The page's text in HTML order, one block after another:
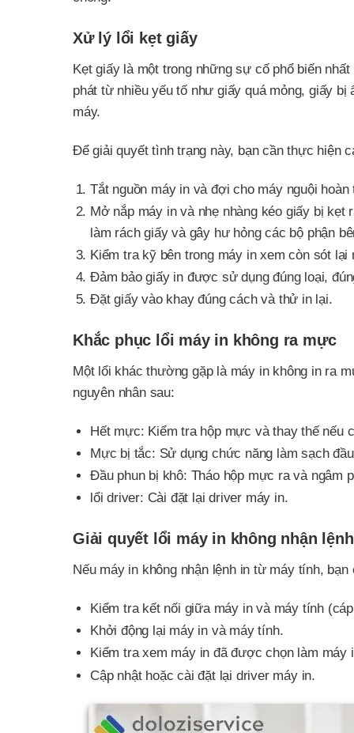
Xử lý lổi kẹt giấy
Kẹt giấy là một trong những sự cố phổ biến
phát từ nhiều yếu tố như giấy quá mỏng, giấy
máy.
Để giải quyết tình trạng này, bạn cần thực hiện
Tắt nguồn máy in và đợi cho máy nguội hoàn
Mở nắp máy in và nhẹ nhàng kéo giấy bị
làm rách giấy và gây hư hỏng các bộ phận
Kiểm tra kỹ bên trong máy in xem còn sót lại
Đảm bảo giấy in được sử dụng đúng loại,
Đặt giấy vào khay đúng cách và thử in lại.
Khắc phục lổi máy in không ra mực
Một lổi khác thường gặp là máy in không in ra
nguyên nhân sau:
Hết mực: Kiểm tra hộp mực và thay thế nếu
Mực bị tắc: Sử dụng chức năng làm sạch
Đầu phun bị khô: Tháo hộp mực ra và ngâm
lổi driver: Cài đặt lại driver máy in.
Giải quyết lổi máy in không nhận
Nếu máy in không nhận lệnh in từ máy tính,
Kiểm tra kết nối giữa máy in và máy tính
Khởi động lại máy in và máy tính.
Kiểm tra xem máy in đã được chọn làm máy
Cập nhật hoặc cài đặt lại driver máy in.